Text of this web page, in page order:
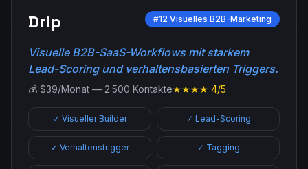
Drip #12 Visuelles B2B-Marketing
Visuelle B2B-SaaS-Workflows mit starkem
Lead-Scoring und verhaltensbasierten Triggers.
💰 $39/Monat — 2.500 Kontakte★★★★ 4/5
✓ Visueller Builder ✓ Lead-Scoring
✓ Verhaltenstrigger ✓ Tagging